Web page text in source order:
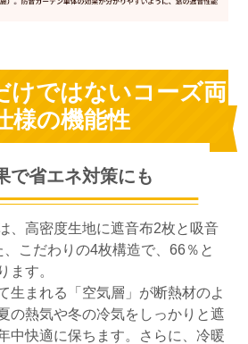
けではないコーズ両
様の機能性
で省エネ対策にも
、高密度生地に遮音布2枚と吸音
こだわりの4枚構造で、66％と
ます。
生まれる「空気層」が断熱材のよ
の熱気や冬の冷気をしっかりと遮
中快適に保ちます。さらに、冷暖